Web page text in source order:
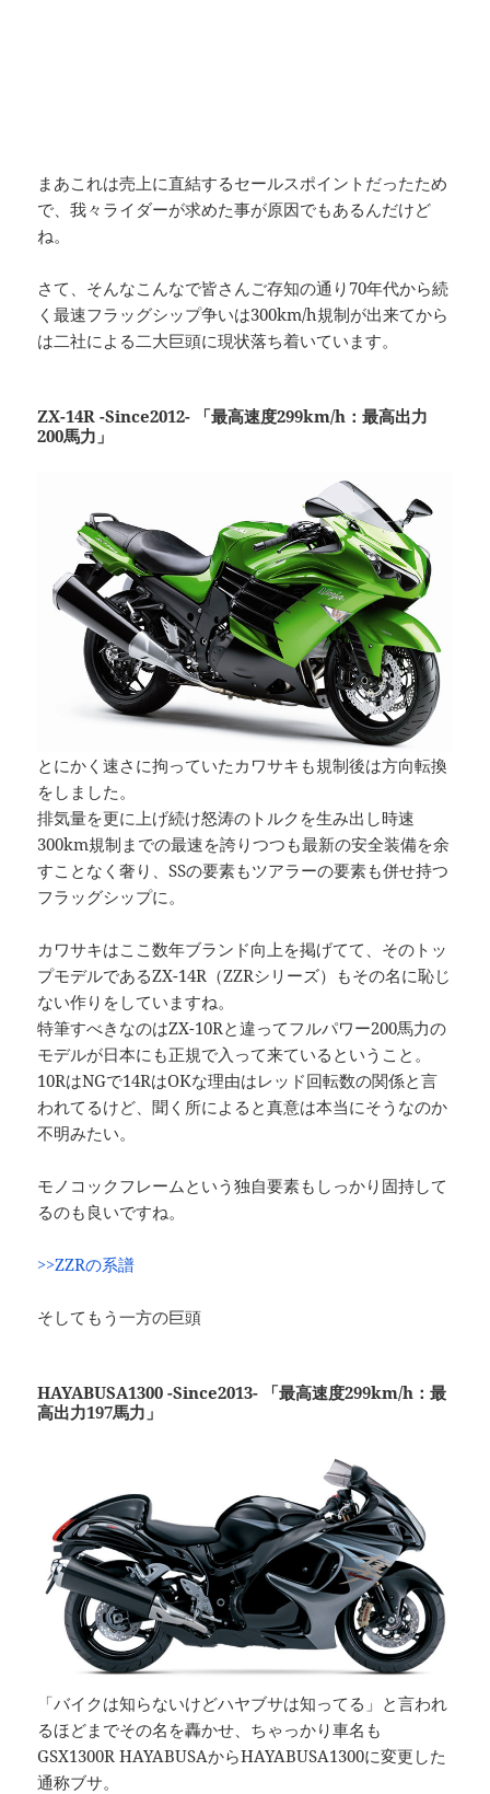
まあこれは売上に直結するセールスポイントだったため
で、我々ライダーが求めた事が原因でもあるんだけど
ね。
さて、そんなこんなで皆さんご存知の通り70年代から続
く最速フラッグシップ争いは300km/h規制が出来てから
は二社による二大巨頭に現状落ち着いています。
ZX-14R -Since2012- 「最高速度299km/h：最高出力
200馬力」
とにかく速さに拘っていたカワサキも規制後は方向転換
をしました。
排気量を更に上げ続け怒涛のトルクを生み出し時速
300km規制までの最速を誇りつつも最新の安全装備を余
すことなく奢り、SSの要素もツアラーの要素も併せ持つ
フラッグシップに。
カワサキはここ数年ブランド向上を掲げてて、そのトッ
プモデルであるZX-14R（ZZRシリーズ）もその名に恥じ
ない作りをしていますね。
特筆すべきなのはZX-10Rと違ってフルパワー200馬力の
モデルが日本にも正規で入って来ているということ。
10RはNGで14RはOKな理由はレッド回転数の関係と言
われてるけど、聞く所によると真意は本当にそうなのか
不明みたい。
モノコックフレームという独自要素もしっかり固持して
るのも良いですね。
>>ZZRの系譜
そしてもう一方の巨頭
HAYABUSA1300 -Since2013- 「最高速度299km/h：最
高出力197馬力」
「バイクは知らないけどハヤブサは知ってる」と言われ
るほどまでその名を轟かせ、ちゃっかり車名も
GSX1300R HAYABUSAからHAYABUSA1300に変更した
通称ブサ。